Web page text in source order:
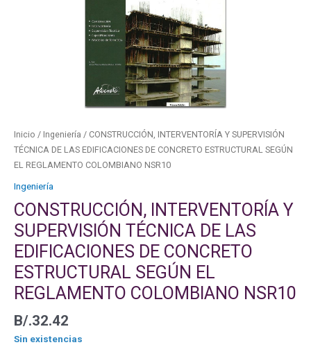
Inicio / Ingeniería / CONSTRUCCIÓN, INTERVENTORÍA Y SUPERVISIÓN
TÉCNICA DE LAS EDIFICACIONES DE CONCRETO ESTRUCTURAL SEGÚN
EL REGLAMENTO COLOMBIANO NSR10
Ingeniería
CONSTRUCCIÓN, INTERVENTORÍA Y
SUPERVISIÓN TÉCNICA DE LAS
EDIFICACIONES DE CONCRETO
ESTRUCTURAL SEGÚN EL
REGLAMENTO COLOMBIANO NSR10
B/.32.42
Sin existencias